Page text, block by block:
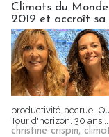
Climats du
2019 et accroît
productivité accrue.
Tour d'horizon. 30 ans...
christine crispin,